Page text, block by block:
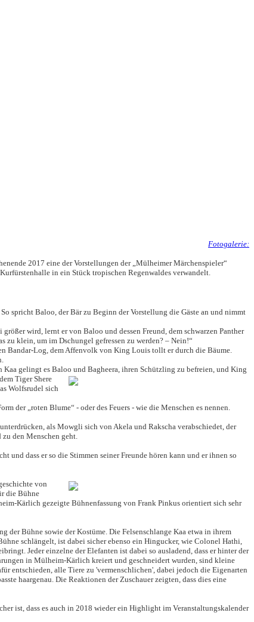
Fotogalerie:
2017 eine der Vorstellungen der „Mülheimer Märchenspieler“
in ein Stück tropischen Regenwaldes verwandelt.
spricht Baloo, der Bär zu Beginn der Vorstellung die Gäste an und nimmt
wird, lernt er von Baloo und dessen Freund, dem schwarzen Panther
zu klein, um im Dschungel gefressen zu werden? – Nein!“
Bandar-Log, dem Affenvolk von King Louis tollt er durch die Bäume.
gelingt es Baloo und Bagheera, ihren Schützling zu befreien, und King
Tiger Shere
Wolfsrudel sich
der „roten Blume“ - oder des Feuers - wie die Menschen es nennen.
als Mowgli sich von Akela und Rakscha verabschiedet, der
zu den Menschen geht.
dass er so die Stimmen seiner Freunde hören kann und er ihnen so
von
die Bühne
Kärlich gezeigte Bühnenfassung von Frank Pinkus orientiert sich sehr
der Bühne sowie der Kostüme. Die Felsenschlange Kaa etwa in ihrem
schlängelt, ist dabei sicher ebenso ein Hingucker, wie Colonel Hathi,
Jeder einzelne der Elefanten ist dabei so ausladend, dass er hinter der
in Mülheim-Kärlich kreiert und geschneidert wurden, sind kleine
entschieden, alle Tiere zu 'vermenschlichen', dabei jedoch die Eigenarten
haargenau. Die Reaktionen der Zuschauer zeigten, dass dies eine
ist, dass es auch in 2018 wieder ein Highlight im Veranstaltungskalender